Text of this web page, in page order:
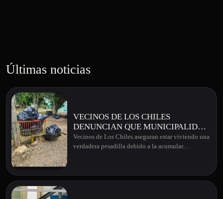
Últimas noticias
VECINOS DE LOS CHILES
DENUNCIAN QUE MUNICIPALIDAD
TIENE APROXIMADAMENTE 22
DÍAS SIN RECOLECCIÓN DE
Vecinos de Los Chiles aseguran estar viviendo una
verdadera pesadilla debido a la acumulac…